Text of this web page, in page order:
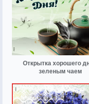
Открытка хорошего
зеленым чаем